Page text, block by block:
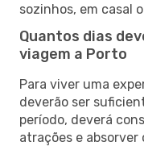
sozinhos, em casal
Quantos dias
viagem a Porto
Para viver uma
deverão ser
período, deverá
atrações e absorver